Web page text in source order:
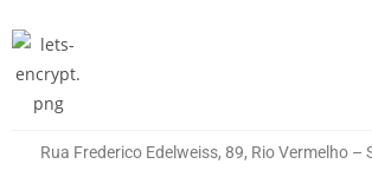
Rua Frederico Edelweiss, 89, Rio Vermelho –